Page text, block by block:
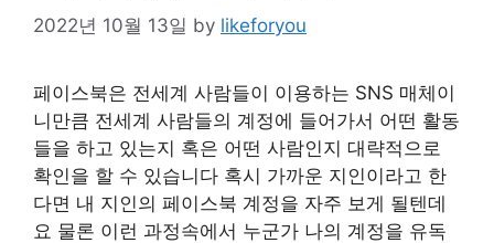
2022년 10월 13일 by likeforyou
페이스북은 전세계 사람들이 이용하는 SNS 매체이
니만큼 전세계 사람들의 계정에 들어가서 어떤 활동
들을 하고 있는지 혹은 어떤 사람인지 대략적으로
확인을 할 수 있습니다 혹시 가까운 지인이라고 한
다면 내 지인의 페이스북 계정을 자주 보게 될텐데
요 물론 이런 과정속에서 누군가 나의 계정을 유독